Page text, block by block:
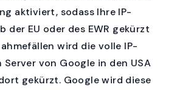
aktiviert, sodass Ihre IP-
der EU oder des EWR gekürzt
wird die volle IP-
Server von Google in den USA
gekürzt. Google wird diese